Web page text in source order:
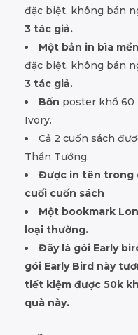
đặc biệt, không bán
3 tác giả.
Một bản in bìa
đặc biệt, không bán
3 tác giả.
Bốn poster khổ 60
Ivory.
Cả 2 cuốn sách
Thần Tướng.
Được in tên trong
cuối cuốn sách
Một bookmark
loại thường.
Đây là gói Early
gói Early Bird này
tiết kiệm được 50k
quà này.